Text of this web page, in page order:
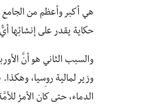
هي أكبر وأعظم من الجامع
حكاية يقدر على إنشائِها
والسبب الثاني هو أنَّ
وزير لمالية روسيا،
الدماء، حتى كان الأمرُ